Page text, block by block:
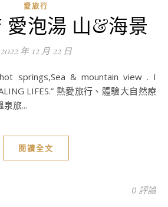
愛旅行
愛泡湯 山&海景
2022 年 12 月 22 日
LIFES.” 熱愛旅行、體驗大自然療
旅...
閱讀全文
0 評論